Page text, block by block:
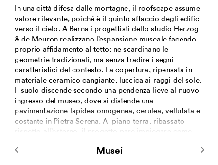
In una città difesa dalle montagne, il roofscape assume
valore rilevante, poiché è il quinto affaccio degli edifici
verso il cielo. A Berna i progettisti dello studio Herzog
& de Meuron realizzano l’espansione museale facendo
proprio affidamento al tetto: ne scardinano le
geometrie tradizionali, ma senza tradire i segni
caratteristici del contesto. La copertura, ripensata in
materiale ceramico cangiante, luccica ai raggi del sole.
Il suolo discende secondo una pendenza lieve al nuovo
ingresso del museo, dove si distende una
pavimentazione lapidea omogenea, cerulea, vellutata e
costante in Pietra Serena. Al piano terra, ribassato
rispetto all’esterno, il progetto pare impiegare come
montagne: sia in sommità, sia a terra dunque, si delinea
Musei